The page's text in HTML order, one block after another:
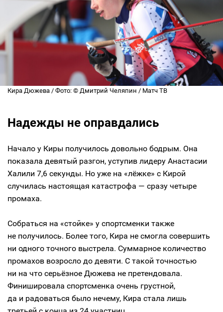
Кира Дюжева / Фото: © Дмитрий Челяпин / Матч ТВ
Надежды не оправдались
Начало у Киры получилось довольно бодрым. Она
показала девятый разгон, уступив лидеру Анастасии
Халили 7,6 секунды. Но уже на «лёжке» с Кирой
случилась настоящая катастрофа — сразу четыре
промаха.
Собраться на «стойке» у спортсменки также
не получилось. Более того, Кира не смогла совершить
ни одного точного выстрела. Суммарное количество
промахов возросло до девяти. С такой точностью
ни на что серьёзное Дюжева не претендовала.
Финишировала спортсменка очень грустной,
да и радоваться было нечему, Кира стала лишь